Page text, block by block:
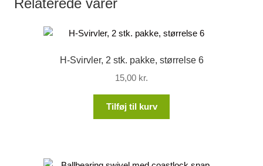
Relaterede varer
H-Svirvler, 2 stk. pakke, størrelse 6
15,00 kr.
Tilføj til kurv